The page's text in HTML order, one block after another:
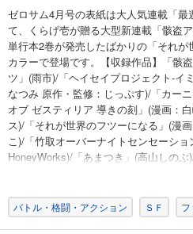
ゼロサム4月号の表紙は大人気連載「
て、くらげ壱が贈る大型新連載「骸盗
単行本2巻が発売したばかりの「それ
カラーで登場です。【収録作品】「骸
ツ」(雨市)/「ヘイセイプロジェクト-イ
なつみ 原作・監修：じっぷす)/「カー
オブ ゼスティリア 導きの刻」(漫画：
ス)/「それが世界のフツーになる」(漫
こ)/「竹取オーバーナイトセンセーショ
HoneyWorks)/「あまつき」(高山しのぶ
(雪広うたこ 原作：高殿円)/「最遊記
「ワールドエンド：デバッガー」(御守
画：片桐いくみ 原作：二宮愛)/「お嬢
バトル・格闘・アクション ＳＦ